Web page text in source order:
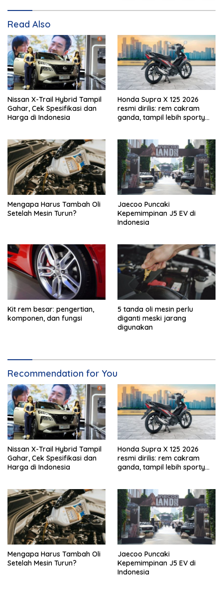
Read Also
Nissan X-Trail Hybrid Tampil
Gahar, Cek Spesifikasi dan
Harga di Indonesia
Honda Supra X 125 2026
resmi dirilis: rem cakram
ganda, tampil lebih sporty
Mengapa Harus Tambah Oli
Setelah Mesin Turun?
Jaecoo Puncaki
Kepemimpinan J5 EV di
Indonesia
Kit rem besar: pengertian,
komponen, dan fungsi
5 tanda oli mesin perlu
diganti meski jarang
digunakan
Recommendation for You
Nissan X-Trail Hybrid Tampil
Gahar, Cek Spesifikasi dan
Harga di Indonesia
Honda Supra X 125 2026
resmi dirilis: rem cakram
ganda, tampil lebih sporty
Mengapa Harus Tambah Oli
Setelah Mesin Turun?
Jaecoo Puncaki
Kepemimpinan J5 EV di
Indonesia